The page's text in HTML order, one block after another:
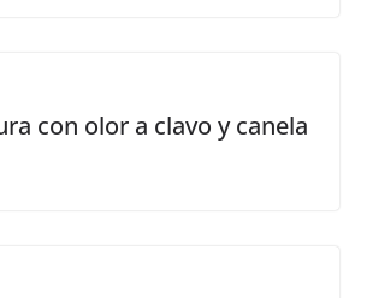
con olor a clavo y canela